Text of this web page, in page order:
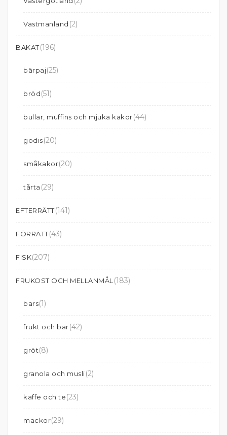
Västmanland (2)
BAKAT(196)
bärpaj(25)
bröd(51)
bullar, muffins och mjuka kakor(44)
godis(20)
småkakor(20)
tårta (29)
EFTERRÄTT(141)
FÖRRÄTT(43)
FISK(207)
FRUKOST OCH MELLANMÅL (183)
bars(1)
frukt och bär(42)
gröt(8)
granola och musli(2)
kaffe och te(23)
mackor(29)